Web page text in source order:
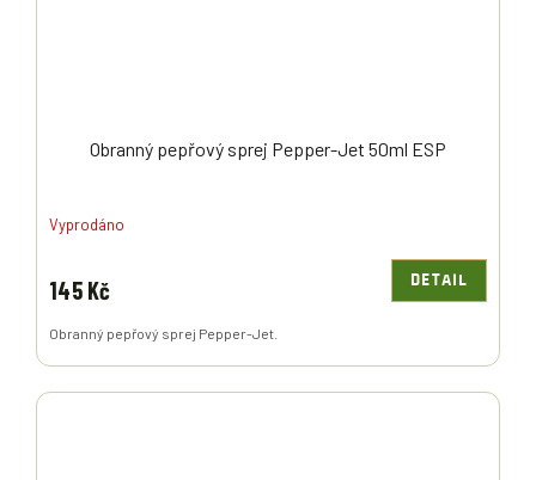
Obranný pepřový sprej Pepper-Jet 50ml ESP
Vyprodáno
145 Kč DETAIL
Obranný pepřový sprej Pepper-Jet.